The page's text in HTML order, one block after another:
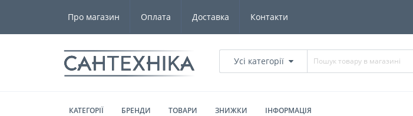
Про магазин Оплата Доставка Контакти
Усі категорії
КАТЕГОРІЇ БРЕНДИ ТОВАРИ ЗНИЖКИ ІНФОРМАЦІЯ